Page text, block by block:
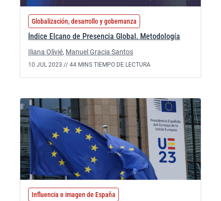
Globalización, desarrollo y gobernanza
Índice Elcano de Presencia Global. Metodología
Iliana Olivié, Manuel Gracia Santos
10 JUL 2023 // 44 MINS TIEMPO DE LECTURA
Influencia e imagen de España